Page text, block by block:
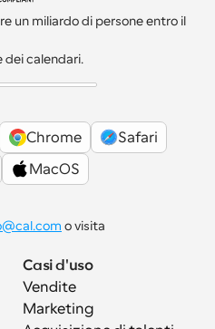
un miliardo di persone entro il
calendari.
Chrome
Safari
MacOS
Casi d'uso
Vendite
Marketing